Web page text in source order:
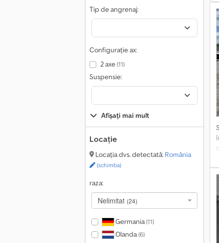
Tip de angrenaj:
Configurație ax:
2 axe(11)
Suspensie:
Afișați mai mult
Locație
Locația dvs. detectată: România
(schimba)
raza:
Nelimitat (24)
Germania(11)
Olanda(6)